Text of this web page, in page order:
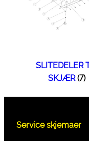
SLITEDELER
SKJÆR(7)
Service skjemaer